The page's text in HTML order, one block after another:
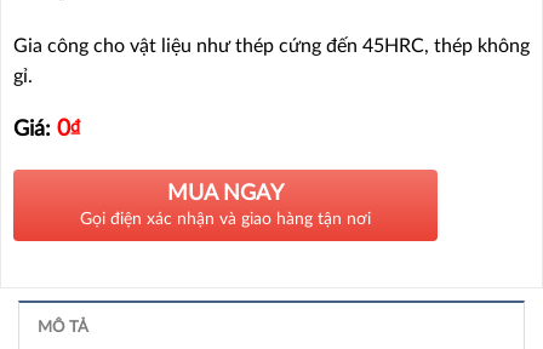
Gia công cho vật liệu như thép cứng đến 45HRC, thép không
gỉ.
Giá: 0₫
MUA NGAY
Gọi điện xác nhận và giao hàng tận nơi
MÔ TẢ